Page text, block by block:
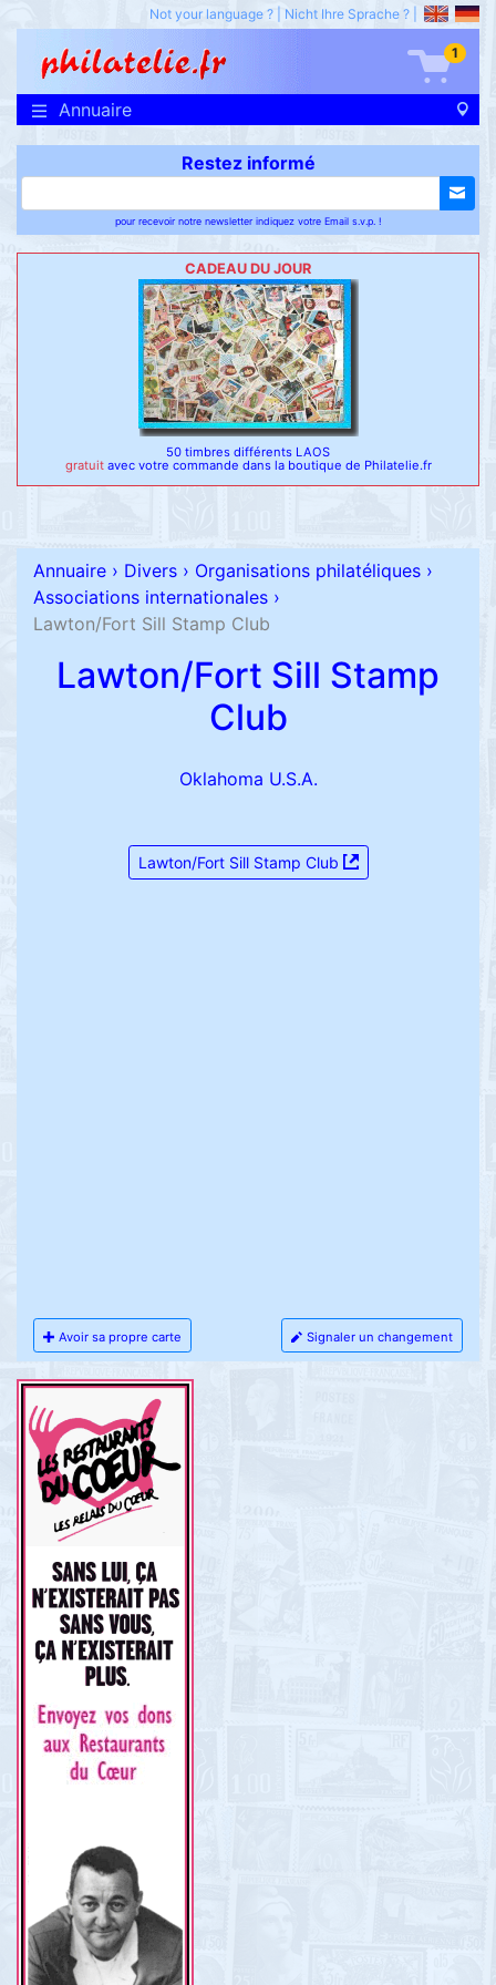
Not your language ? Nicht Ihre Sprache ?
1
Annuaire
Restez informé
pour recevoir notre newsletter indiquez votre Email s.v.p. !
CADEAU DU JOUR
50 timbres différents LAOS
gratuit avec votre commande dans la boutique de Philatelie.fr
Annuaire › Divers › Organisations philatéliques ›
Associations internationales ›
Lawton/Fort Sill Stamp Club
Lawton/Fort Sill Stamp
Club
Oklahoma U.S.A.
Lawton/Fort Sill Stamp Club
Avoir sa propre carte Signaler un changement